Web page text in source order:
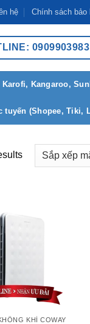
hệ Chính sách bảo
0909903983
Kangaroo,
tuyến (Shopee, Tiki,
KHÍ COWAY